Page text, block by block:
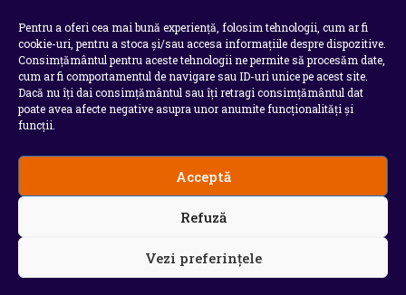
Pentru a oferi cea mai bună experiență, folosim tehnologii, cum ar fi
cookie-uri, pentru a stoca și/sau accesa informațiile despre dispozitive.
Consimțământul pentru aceste tehnologii ne permite să procesăm date,
cum ar fi comportamentul de navigare sau ID-uri unice pe acest site.
Dacă nu îți dai consimțământul sau îți retragi consimțământul dat
poate avea afecte negative asupra unor anumite funcționalități și
funcții.
Acceptă
Refuză
Vezi preferințele
MApN
Ministerul Educației ministerul sanatatii
Nu-ți uita istoria
Oana Filip
Prefectura dambovita Primaria Dragodana
Primaria Lucieni
primaria Răzvad
Primaria Ulmi primăria Târgoviște
PSD Dambovita
psiholog
Serial Situatia Covid 19 Dambovita
Situație Covid-19
Universitatea Valahia
Copyright 2026 - Chindia Media
Utilizatorii pot descarca si tipari continut de pe acest
INTERZISE copierea, reproducerea, recompilarea,
decompilarea, distribuirea, publicarea, afisarea,
modificarea, crearea de produse sau servicii complete